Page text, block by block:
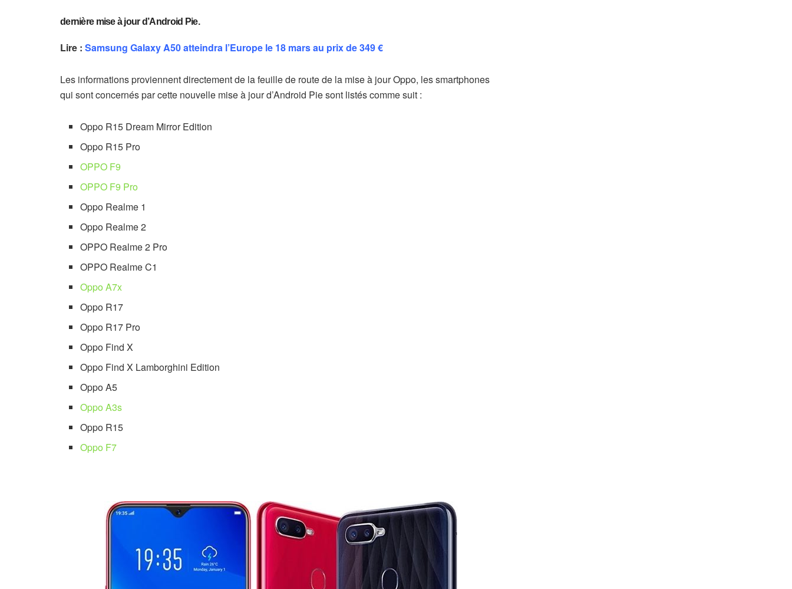
dernière mise à jour d’Android Pie.
Lire : Samsung Galaxy A50 atteindra l’Europe le 18 mars au prix de 349 €
Les informations proviennent directement de la feuille de route de la mise à jour Oppo, les smartphones
qui sont concernés par cette nouvelle mise à jour d’Android Pie sont listés comme suit :
Oppo R15 Dream Mirror Edition
Oppo R15 Pro
OPPO F9
OPPO F9 Pro
Oppo Realme 1
Oppo Realme 2
OPPO Realme 2 Pro
OPPO Realme C1
Oppo A7x
Oppo R17
Oppo R17 Pro
Oppo Find X
Oppo Find X Lamborghini Edition
Oppo A5
Oppo A3s
Oppo R15
Oppo F7